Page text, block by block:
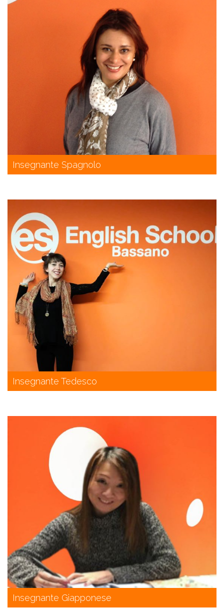
Insegnante Spagnolo
Insegnante Tedesco
Insegnante Giapponese